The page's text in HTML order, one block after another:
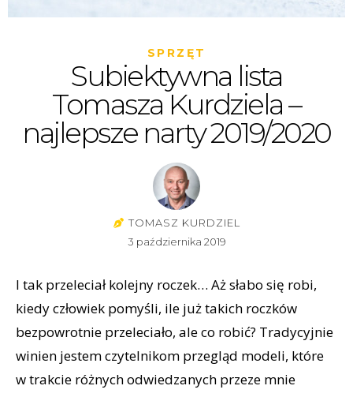
SPRZĘT
Subiektywna lista
Tomasza Kurdziela –
najlepsze narty 2019/2020
TOMASZ KURDZIEL
3 października 2019
I tak przeleciał kolejny roczek… Aż słabo się robi,
kiedy człowiek pomyśli, ile już takich roczków
bezpowrotnie przeleciało, ale co robić? Tradycyjnie
winien jestem czytelnikom przegląd modeli, które
w trakcie różnych odwiedzanych przeze mnie